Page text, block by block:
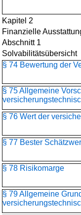
Kapitel 2
Finanzielle
Abschnitt 1
Solvabilitätsübersicht
§ 74 Bewertung der
§ 75 Allgemeine
§ 76 Wert der
§ 77 Bester
§ 78 Risikomarge
§ 79 Allgemeine